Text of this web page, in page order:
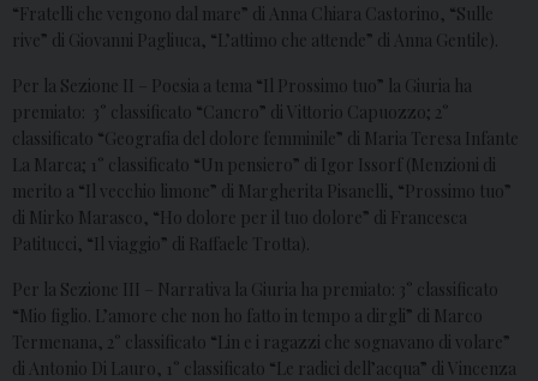
“Fratelli che vengono dal mare” di Anna Chiara Castorino, “Sulle
rive” di Giovanni Pagliuca, “L’attimo che attende” di Anna Gentile).
Per la Sezione II – Poesia a tema “Il Prossimo tuo” la Giuria ha
premiato: 3° classificato “Cancro” di Vittorio Capuozzo; 2°
classificato “Geografia del dolore femminile” di Maria Teresa Infante
La Marca; 1° classificato “Un pensiero” di Igor Issorf (Menzioni di
merito a “Il vecchio limone” di Margherita Pisanelli, “Prossimo tuo”
di Mirko Marasco, “Ho dolore per il tuo dolore” di Francesca
Patitucci, “Il viaggio” di Raffaele Trotta).
Per la Sezione III – Narrativa la Giuria ha premiato: 3° classificato
“Mio figlio. L’amore che non ho fatto in tempo a dirgli” di Marco
Termenana, 2° classificato “Lin e i ragazzi che sognavano di volare”
di Antonio Di Lauro, 1° classificato “Le radici dell’acqua” di Vincenza